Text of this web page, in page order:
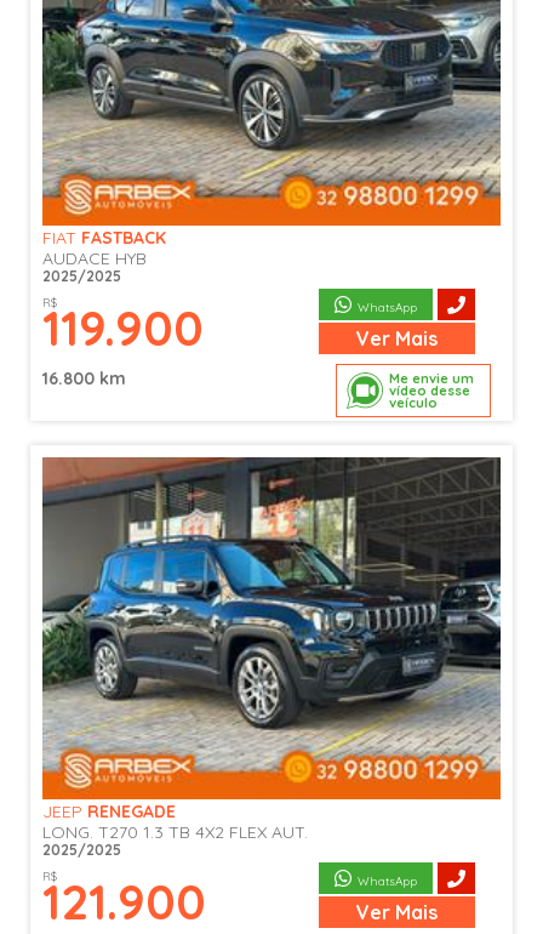
Me envie um
vídeo desse
veículo
FIAT FASTBACK
AUDACE HYB
2025/2025
R$
119.900 WhatsApp
Ver Mais
16.800 km
JEEP RENEGADE
LONG. T270 1.3 TB 4X2 FLEX AUT.
2025/2025
R$
121.900 WhatsApp
Ver Mais